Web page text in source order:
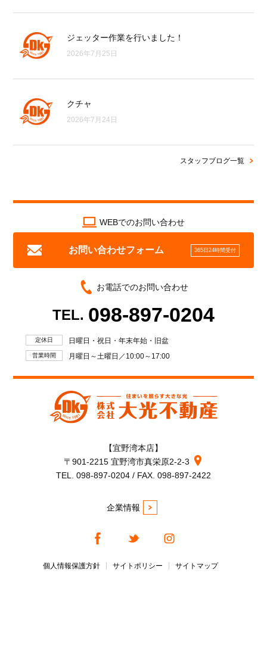
ジェッター作業を行いました！
2026年7月25日
クチャ
2026年7月24日
スタッフブログ一覧
WEBでのお問い合わせ
お問い合わせフォーム 365日24時間受付
お電話でのお問い合わせ
TEL. 098-897-0204
定休日 日曜日・祝日・年末年始・旧盆
営業時間 月曜日～土曜日／10:00～17:00
【宜野湾本店】
〒901-2215 宜野湾市真栄原2-2-3
TEL. 098-897-0204 / FAX. 098-897-2422
企業情報
個人情報保護方針 サイトポリシー サイトマップ